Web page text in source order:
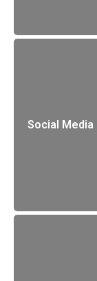
Social Media